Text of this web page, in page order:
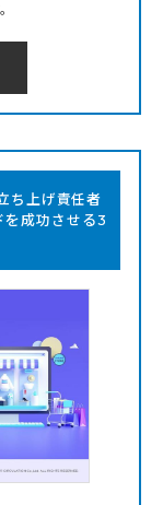
ち上げ責任者
成功させる3